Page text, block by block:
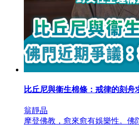
比丘尼與衞生棉條：戒律的刻舟
翁靜晶
摩登佛教，愈來愈有娛樂性。佛